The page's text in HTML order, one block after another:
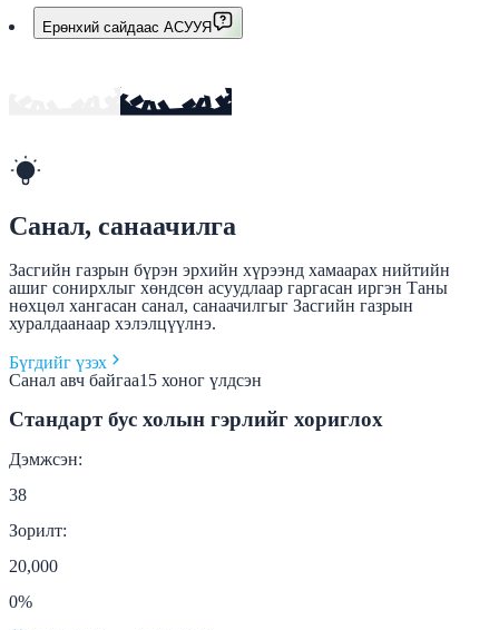
Ерөнхий сайдаас АСУУЯ
Санал, санаачилга
Засгийн газрын бүрэн эрхийн хүрээнд хамаарах нийтийн
ашиг сонирхлыг хөндсөн асуудлаар гаргасан иргэн Таны
нөхцөл хангасан санал, санаачилгыг Засгийн газрын
хуралдаанаар хэлэлцүүлнэ.
Бүгдийг үзэх
Санал авч байгаа15 хоног үлдсэн
Стандарт бус холын гэрлийг хориглох
Дэмжсэн:
38
Зорилт:
20,000
0%